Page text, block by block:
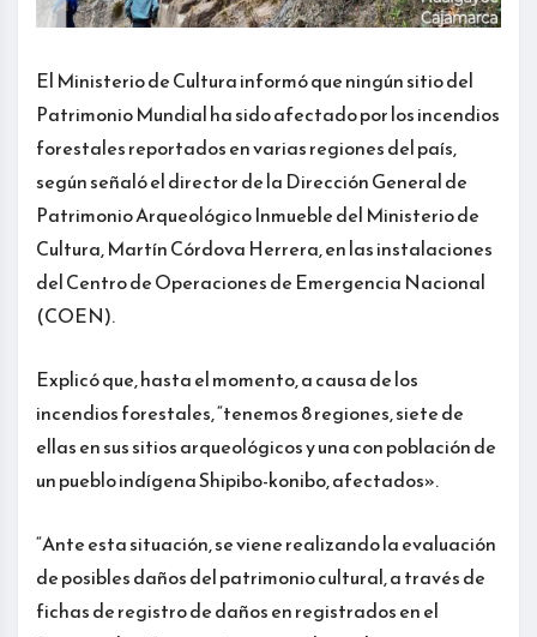
El Ministerio de Cultura informó que ningún sitio del
Patrimonio Mundial ha sido afectado por los incendios
forestales reportados en varias regiones del país,
según señaló el director de la Dirección General de
Patrimonio Arqueológico Inmueble del Ministerio de
Cultura, Martín Córdova Herrera, en las instalaciones
del Centro de Operaciones de Emergencia Nacional
(COEN).
Explicó que, hasta el momento, a causa de los
incendios forestales, “tenemos 8 regiones, siete de
ellas en sus sitios arqueológicos y una con población de
un pueblo indígena Shipibo-konibo, afectados».
“Ante esta situación, se viene realizando la evaluación
de posibles daños del patrimonio cultural, a través de
fichas de registro de daños en registrados en el